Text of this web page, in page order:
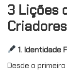
3 Lições
1. Identidade
Desde o